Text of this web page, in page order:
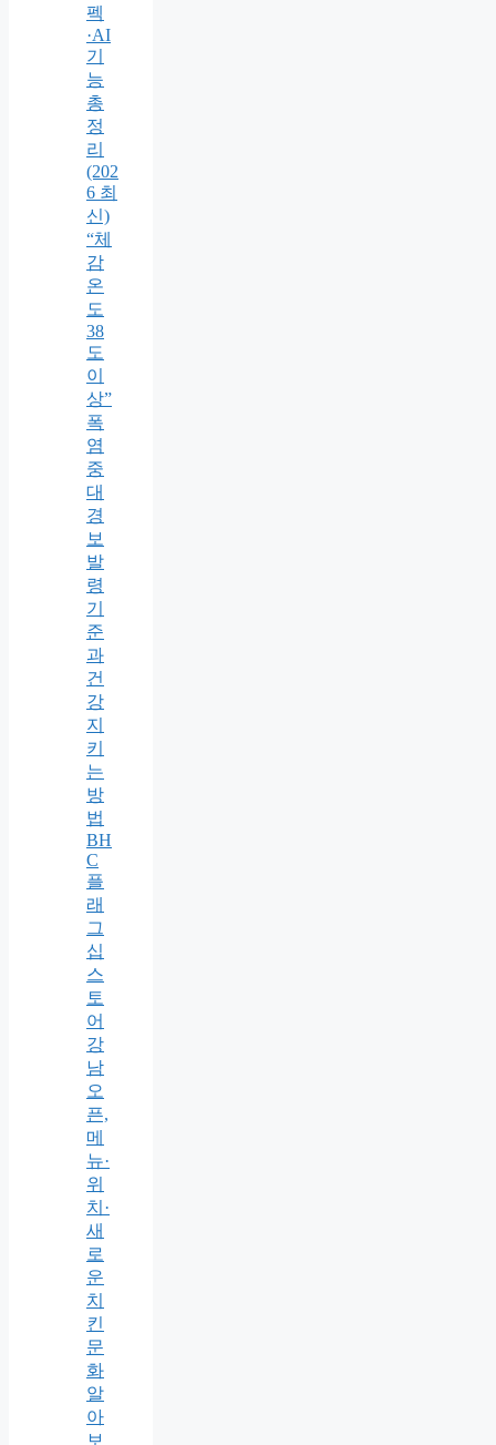
펙
·AI
기
능
총
정
리
(202
6 최
신)
“체
감
온
도
38
도
이
상”
폭
염
중
대
경
보
발
령
기
준
과
건
강
지
키
는
방
법
BH
C
플
래
그
십
스
토
어
강
남
오
픈,
메
뉴·
위
치·
새
로
운
치
킨
문
화
알
아
보